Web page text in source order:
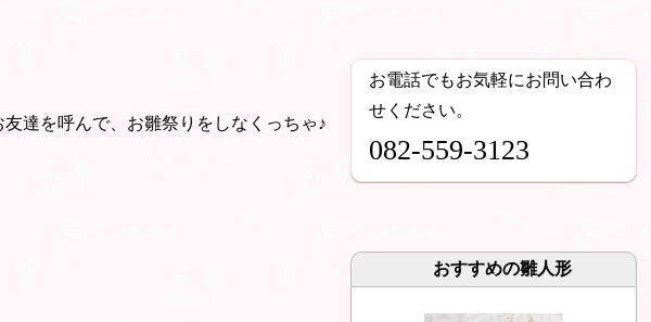
達を呼んで、お雛祭りをしなくっちゃ♪
お電話でもお気軽にお問い合わ
せください。
082-559-3123
おすすめの雛人形